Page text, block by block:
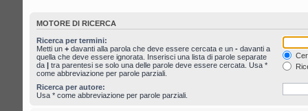
MOTORE DI RICERCA
Ricerca per termini:
Metti un + davanti alla parola che deve essere cercata e un - davanti a
quella che deve essere ignorata. Inserisci una lista di parole separate
da | tra parentesi se solo una delle parole deve essere cercata. Usa *
come abbreviazione per parole parziali.
Ricerca per autore:
Usa * come abbreviazione per parole parziali.